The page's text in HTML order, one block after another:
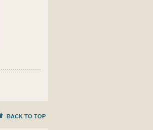
BACK TO TOP